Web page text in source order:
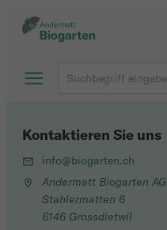
Kontaktieren Sie uns
info@biogarten.ch
Andermatt Biogarten AG
Stahlermatten 6
6146 Grossdietwil